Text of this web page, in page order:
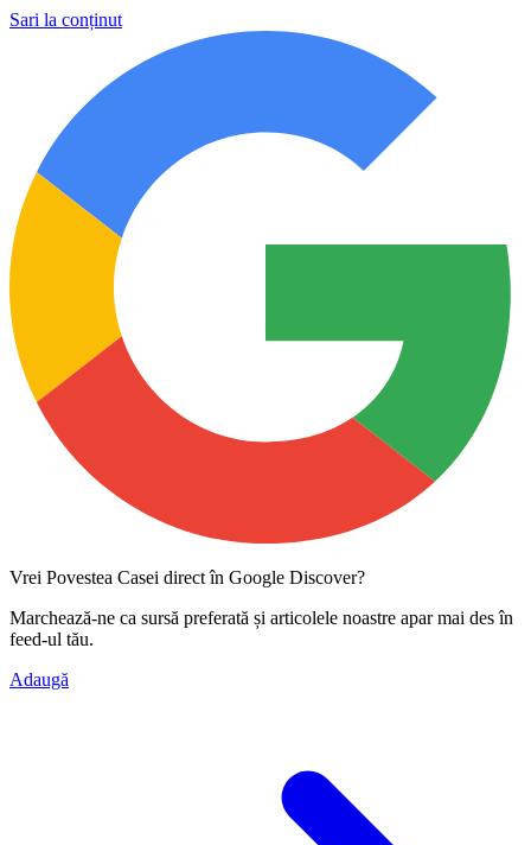
Sari la conținut
Vrei Povestea Casei direct în Google Discover?
Marchează-ne ca sursă preferată și articolele noastre apar mai des în
feed-ul tău.
Adaugă